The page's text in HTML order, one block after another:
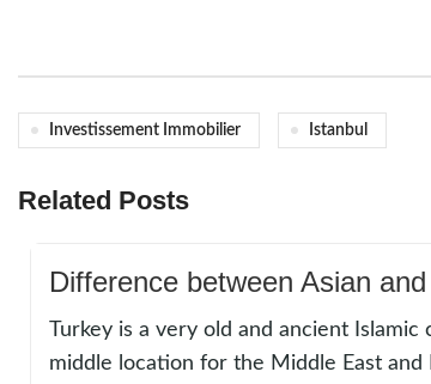
Investissement Immobilier Istanbul
Related Posts
Difference between Asian
Turkey is a very old and ancient
middle location for the Middle East